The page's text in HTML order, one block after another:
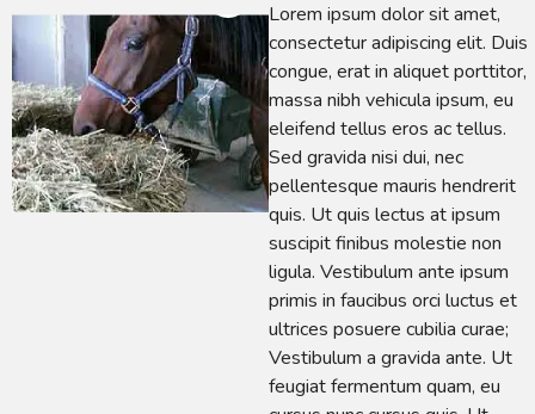
Lorem ipsum dolor sit amet,
consectetur adipiscing elit. Duis
congue, erat in aliquet porttitor,
massa nibh vehicula ipsum, eu
eleifend tellus eros ac tellus.
Sed gravida nisi dui, nec
pellentesque mauris hendrerit
quis. Ut quis lectus at ipsum
suscipit finibus molestie non
ligula. Vestibulum ante ipsum
primis in faucibus orci luctus et
ultrices posuere cubilia curae;
Vestibulum a gravida ante. Ut
feugiat fermentum quam, eu